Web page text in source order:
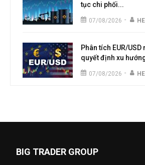
tục chi phối...
07/08/2026 -
Phân tích EUR/
quyết định xu
07/08/2026 -
BIG TRADER GROUP